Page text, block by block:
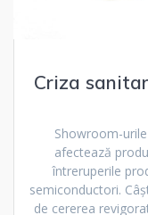
Criza
Showroom-
afectează
întreruperile
semiconductori.
de cererea